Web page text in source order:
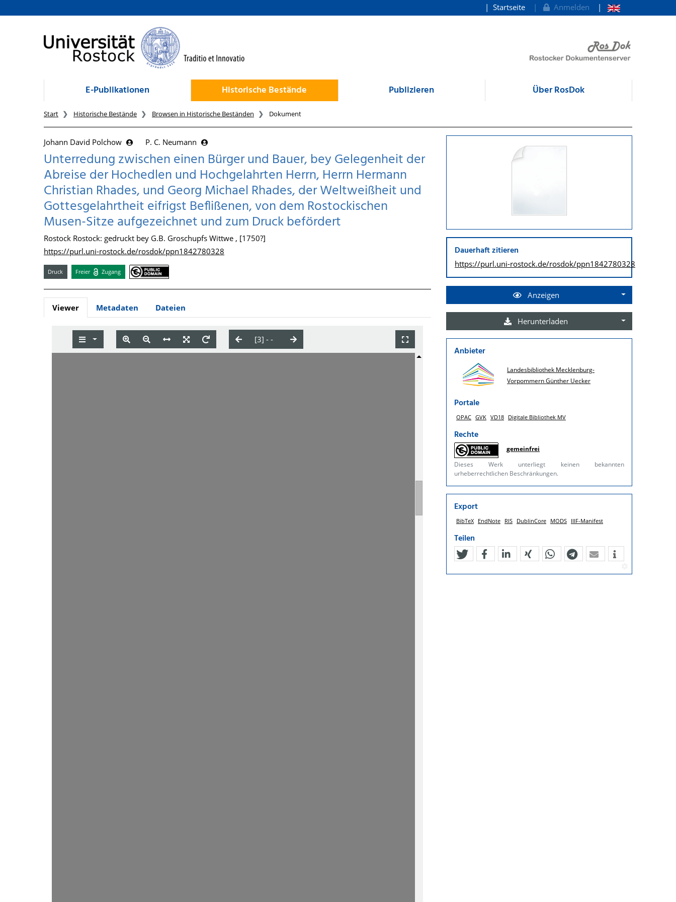
zum Inhalt
Startseite Anmelden
E-Publikationen Historische Bestände Publizieren Über RosDok
Start Historische Bestände Browsen in Historische Beständen Dokument
Johann David Polchow P. C. Neumann
Unterredung zwischen einen Bürger und Bauer, bey Gelegenheit der
Abreise der Hochedlen und Hochgelahrten Herrn, Herrn Hermann
Christian Rhades, und Georg Michael Rhades, der Weltweißheit und
Gottesgelahrtheit eifrigst Beflißenen, von dem Rostockischen
Musen-Sitze aufgezeichnet und zum Druck befördert
Rostock Rostock: gedruckt bey G.B. Groschupfs Wittwe , [1750?]
https://purl.uni-rostock.de/rosdok/ppn1842780328
Druck Freier Zugang
Viewer Metadaten Dateien
Dauerhaft zitieren
https://purl.uni-rostock.de/rosdok/ppn1842780328
Anzeigen
Herunterladen
Anbieter
Landesbibliothek Mecklenburg-
Vorpommern Günther Uecker
Portale
OPAC GVK VD18 Digitale Bibliothek MV
Rechte
gemeinfrei
Dieses Werk unterliegt keinen bekannten
urheberrechtlichen Beschränkungen.
Export
BibTeX EndNote RIS DublinCore MODS IIIF-Manifest
Teilen